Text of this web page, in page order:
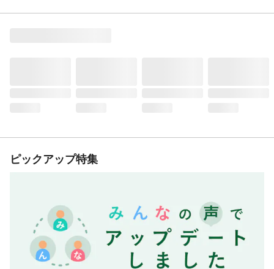
ピックアップ特集